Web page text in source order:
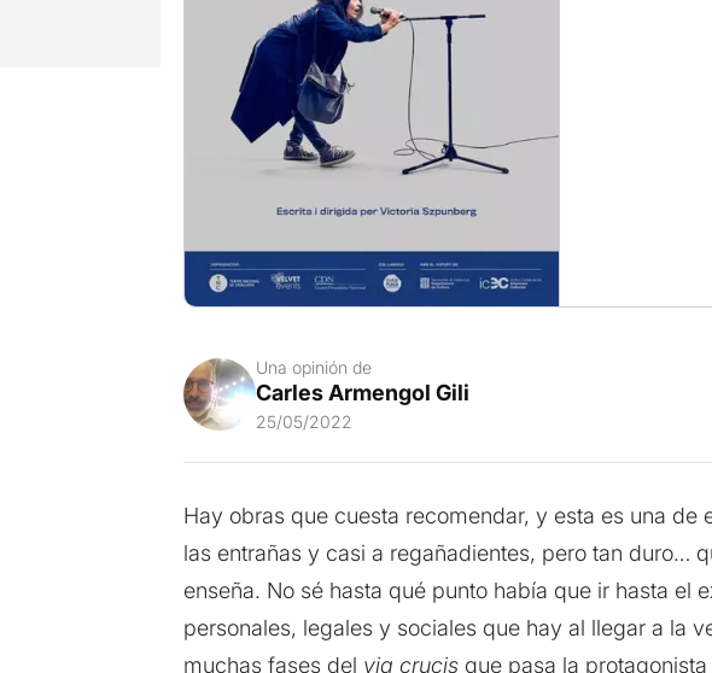
Una opinión de
Carles Armengol Gili
25/05/2022
Hay obras que cuesta recomendar, y esta es una
las entrañas y casi a regañadientes, pero tan duro…
enseña. No sé hasta qué punto había que ir hasta
personales, legales y sociales que hay al llegar a la
muchas fases del via crucis que pasa la